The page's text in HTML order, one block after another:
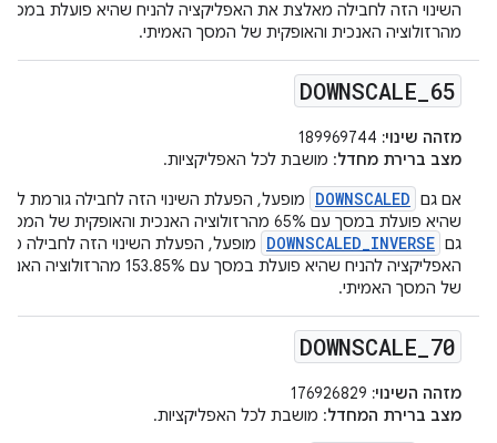
מהרזולוציה האנכית והאופקית של המסך האמיתי.
DOWNSCALE 65
מזהה שינוי:
מצב ברירת מחדל: מושבת לכל האפליקציות.
אם גם DOWNSCALED
מופעל, הפעלת השינוי הזה לחבילה גורמת
שהיא פועלת במסך עם 65% מהרזולוציה האנכית והאופקית
גם DOWNSCALED_INVERSE
מופעל, הפעלת השינוי הזה לחבילה
האפליקציה להניח שהיא פועלת במסך עם
של המסך האמיתי.
DOWNSCALE 70
מזהה השינוי:
מצב ברירת המחדל: מושבת לכל האפליקציות.